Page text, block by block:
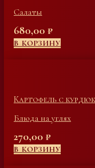
Салаты
680,00 ₽
В КОРЗИНУ
Картофель с
Блюда на углях
270,00 ₽
В КОРЗИНУ